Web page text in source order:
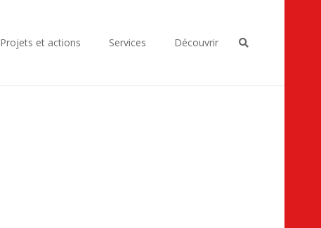
Projets et actions Services Découvrir